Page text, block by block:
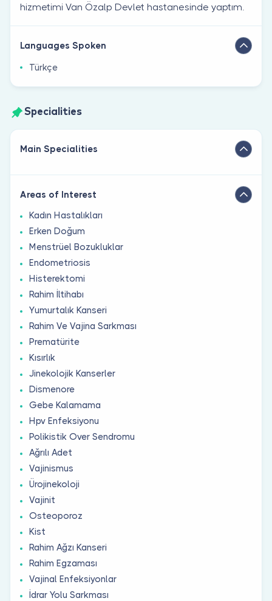
hizmetimi Van Özalp Devlet hastanesinde yaptım.
Languages Spoken
Türkçe
Specialities
Main Specialities
Areas of Interest
Kadın Hastalıkları
Erken Doğum
Menstrüel Bozukluklar
Endometriosis
Histerektomi
Rahim İltihabı
Yumurtalık Kanseri
Rahim Ve Vajina Sarkması
Prematürite
Kısırlık
Jinekolojik Kanserler
Dismenore
Gebe Kalamama
Hpv Enfeksiyonu
Polikistik Over Sendromu
Ağrılı Adet
Vajinismus
Ürojinekoloji
Vajinit
Osteoporoz
Kist
Rahim Ağzı Kanseri
Rahim Egzaması
Vajinal Enfeksiyonlar
İdrar Yolu Sarkması